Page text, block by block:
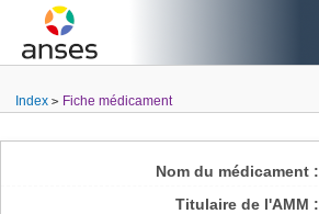
Index Fiche médicament
Nom du médicament :
Titulaire de l'AMM :